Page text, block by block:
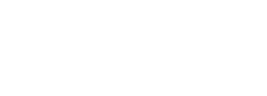
particolare preparazione come, ad esempio, il